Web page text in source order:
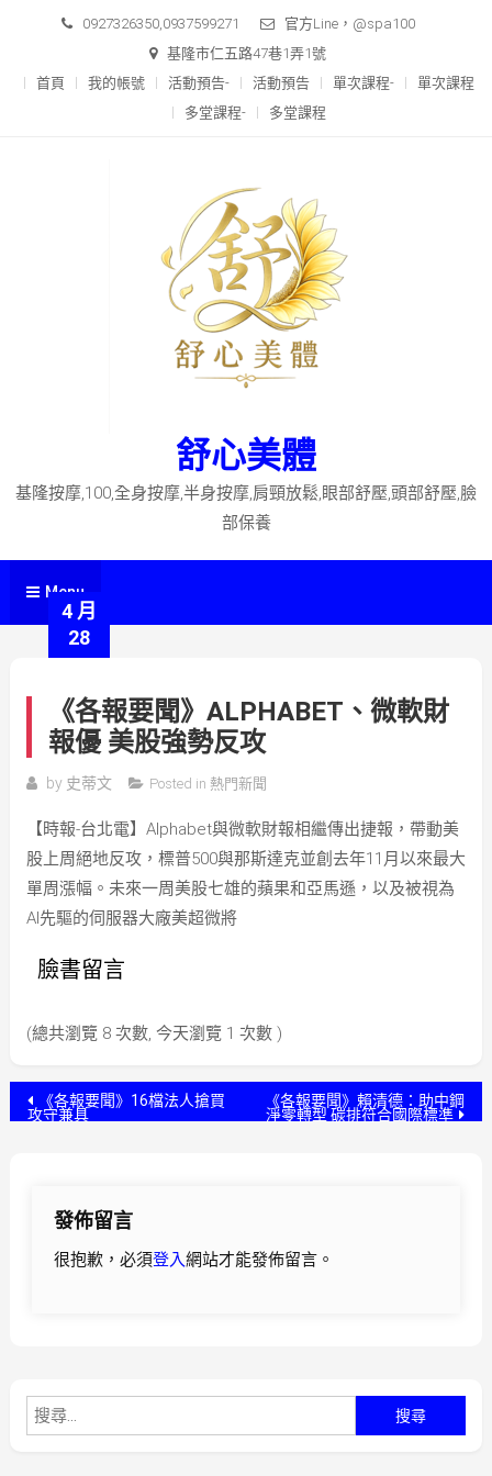
content
0927326350,0937599271
官方Line，@spa100
基隆市仁五路47巷1弄1號
首頁
我的帳號 活動預告- 活動預告 單次課程-
單次課程
多堂課程-
多堂課程
舒心美體
基隆按摩,100,全身按摩,半身按摩,肩頸放鬆,眼部舒壓,頭部舒壓,臉
部保養
Menu
4 月
28
《各報要聞》ALPHABET、微軟財
報優 美股強勢反攻
by 史蒂文 Posted in 熱門新聞
【時報-台北電】Alphabet與微軟財報相繼傳出捷報，帶動美
股上周絕地反攻，標普500與那斯達克並創去年11月以來最大
單周漲幅。未來一周美股七雄的蘋果和亞馬遜，以及被視為
AI先驅的伺服器大廠美超微將
臉書留言
(總共瀏覽 8 次數, 今天瀏覽 1 次數 )
文 《各報要聞》16檔法人搶買
攻守兼具
《各報要聞》賴清德：助中鋼
淨零轉型 碳排符合國際標準
發佈留言
很抱歉，必須登入網站才能發佈留言。
尋